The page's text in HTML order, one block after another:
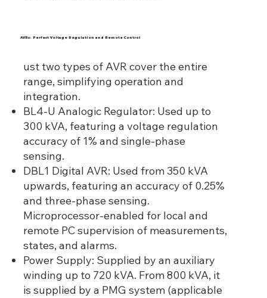
AVRs: Perfect Voltage Regulation and Remote Control
ust two types of AVR cover the entire
range, simplifying operation and
integration.
BL4-U Analogic Regulator: Used up to
300 kVA, featuring a voltage regulation
accuracy of 1% and single-phase
sensing.
DBL1 Digital AVR: Used from 350 kVA
upwards, featuring an accuracy of 0.25%
and three-phase sensing.
Microprocessor-enabled for local and
remote PC supervision of measurements,
states, and alarms.
Power Supply: Supplied by an auxiliary
winding up to 720 kVA. From 800 kVA, it
is supplied by a PMG system (applicable